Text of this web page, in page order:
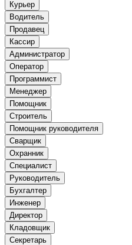
Курьер
Водитель
Продавец
Кассир
Администратор
Оператор
Программист
Менеджер
Помощник
Строитель
Помощник руководителя
Сварщик
Охранник
Специалист
Руководитель
Бухгалтер
Инженер
Директор
Кладовщик
Секретарь